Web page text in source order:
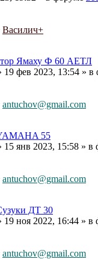
Василич+
Ямаху Ф 60 АЕТЛ
19 фев 2023, 13:54 » в
antuchov@gmail.com
55
15 янв 2023, 15:58 » в
antuchov@gmail.com
ДТ 30
19 ноя 2022, 16:44 » в
antuchov@gmail.com